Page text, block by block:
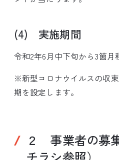
(4) 実施期間
令和2年6月中下旬から3箇月
※新型コロナウイルスの収
期を設定します。
２ 事業者の募